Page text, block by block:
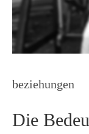
beziehungen
Die